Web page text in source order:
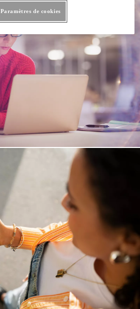
Paramètres de cookies